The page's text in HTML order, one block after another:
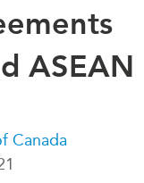
ASEAN
Canada